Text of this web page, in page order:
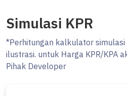
Simulasi KPR
*Perhitungan kalkulator simulasi
ilustrasi. untuk Harga KPR/KPA
Pihak Developer